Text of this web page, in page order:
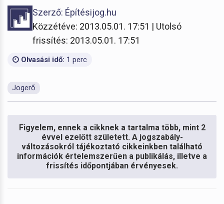
Szerző: Építésijog.hu
Közzétéve: 2013.05.01. 17:51 | Utolsó
frissítés: 2013.05.01. 17:51
Olvasási idő: 1 perc
Jogerő
Figyelem, ennek a cikknek a tartalma több, mint 2
évvel ezelőtt született. A jogszabály-
változásokról tájékoztató cikkeinkben található
információk értelemszerűen a publikálás, illetve a
frissítés időpontjában érvényesek.